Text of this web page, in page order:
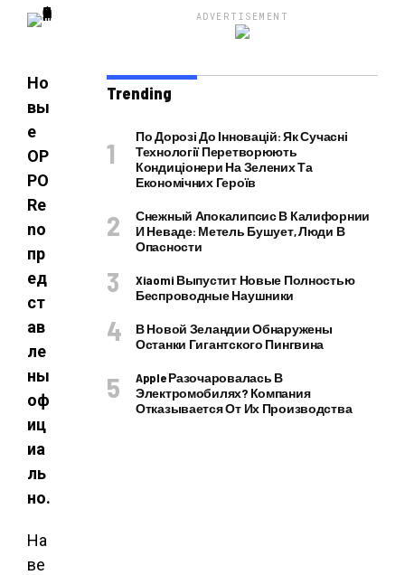
Но
вы
е
OP
PO
Re
no
пр
ед
ст
ав
ле
ны
оф
иц
иа
ль
но.
На
ве
ADVERTISEMENT
Trending
По Дорозі До Інновацій: Як Сучасні
Технології Перетворюють
Кондиціонери На Зелених Та
Економічних Героїв
Снежный Апокалипсис В Калифорнии
И Неваде: Метель Бушует, Люди В
Опасности
Xiaomi Выпустит Новые Полностью
Беспроводные Наушники
В Новой Зеландии Обнаружены
Останки Гигантского Пингвина
Apple Разочаровалась В
Электромобилях? Компания
Отказывается От Их Производства